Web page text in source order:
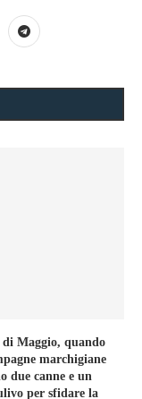
Maggio, quando
marchigiane
due canne e un
per sfidare la